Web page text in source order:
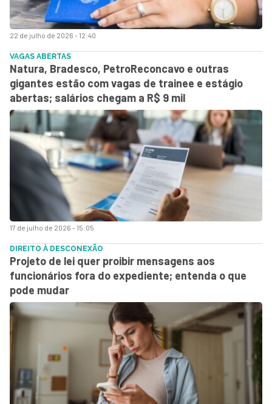
22 de julho de 2026 - 12:40
17 de julho de 2026 - 15:05
VAGAS ABERTAS
Natura, Bradesco, PetroReconcavo e outras
gigantes estão com vagas de trainee e estágio
abertas; salários chegam a R$ 9 mil
DIREITO À DESCONEXÃO
Projeto de lei quer proibir mensagens aos
funcionários fora do expediente; entenda o que
pode mudar